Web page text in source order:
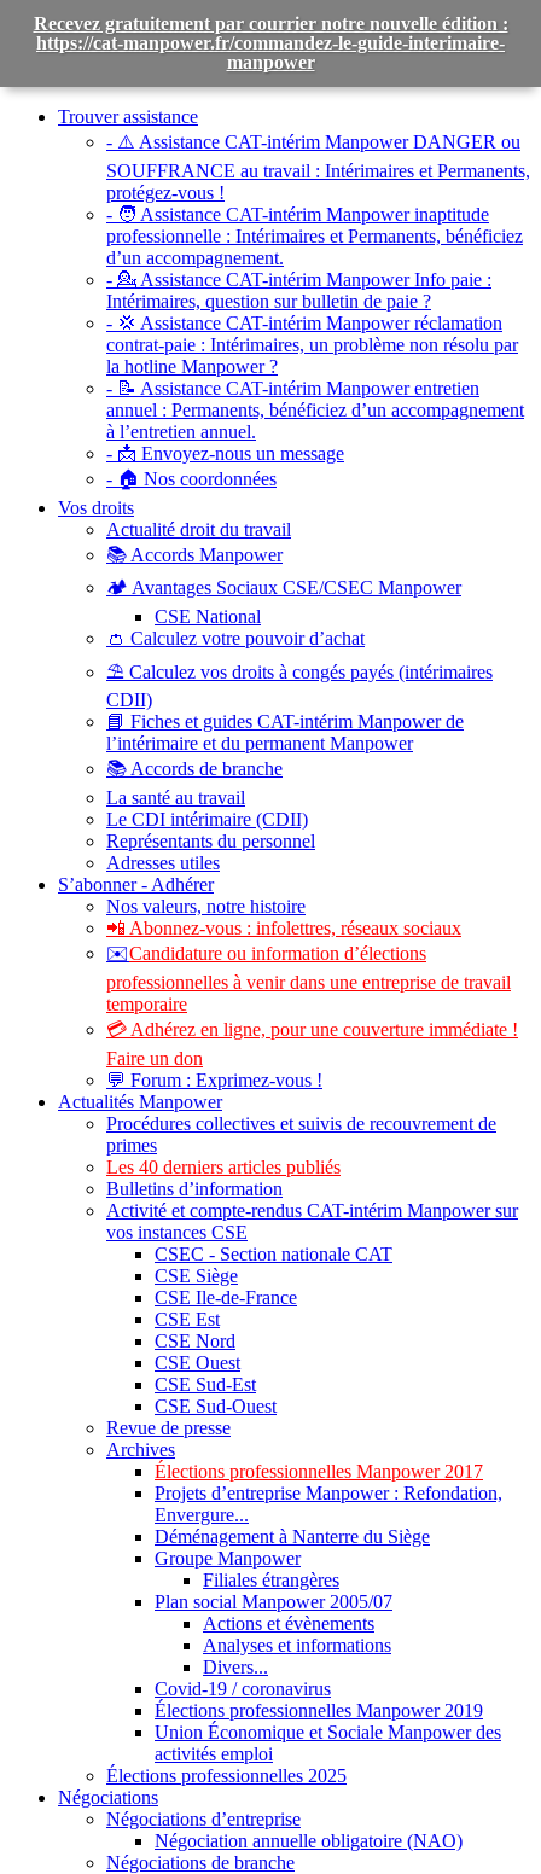
Toggle
navigationTrouver assistance
- ⚠️ Assistance CAT-intérim Manpower DANGER ou
SOUFFRANCE au travail : Intérimaires et Permanents,
protégez-vous !
- 🧑 Assistance CAT-intérim Manpower inaptitude
professionnelle : Intérimaires et Permanents, bénéficiez
d’un accompagnement.
- 💁 Assistance CAT-intérim Manpower Info paie :
Intérimaires, question sur bulletin de paie ?
- 💢 Assistance CAT-intérim Manpower réclamation
contrat-paie : Intérimaires, un problème non résolu par
la hotline Manpower ?
- 📝 Assistance CAT-intérim Manpower entretien
annuel : Permanents, bénéficiez d’un accompagnement
à l’entretien annuel.
- 📩 Envoyez-nous un message
- 🏠 Nos coordonnées
Vos droits
Actualité droit du travail
📚 Accords Manpower
🏕️ Avantages Sociaux CSE/CSEC Manpower
CSE National
👛 Calculez votre pouvoir d’achat
⛱️ Calculez vos droits à congés payés (intérimaires
CDII)
📘 Fiches et guides CAT-intérim Manpower de
l’intérimaire et du permanent Manpower
📚 Accords de branche
La santé au travail
Le CDI intérimaire (CDII)
Représentants du personnel
Adresses utiles
S’abonner - Adhérer
Nos valeurs, notre histoire
📲 Abonnez-vous : infolettres, réseaux sociaux
✉️Candidature ou information d’élections
professionnelles à venir dans une entreprise de travail
temporaire
💳 Adhérez en ligne, pour une couverture immédiate !
Faire un don
💬 Forum : Exprimez-vous !
Actualités Manpower
Procédures collectives et suivis de recouvrement de
primes
Les 40 derniers articles publiés
Bulletins d’information
Activité et compte-rendus CAT-intérim Manpower sur
vos instances CSE
CSEC - Section nationale CAT
CSE Siège
CSE Ile-de-France
CSE Est
CSE Nord
CSE Ouest
CSE Sud-Est
CSE Sud-Ouest
Revue de presse
Archives
Élections professionnelles Manpower 2017
Projets d’entreprise Manpower : Refondation,
Envergure...
Déménagement à Nanterre du Siège
Groupe Manpower
Filiales étrangères
Plan social Manpower 2005/07
Actions et évènements
Analyses et informations
Divers...
Covid-19 / coronavirus
Élections professionnelles Manpower 2019
Union Économique et Sociale Manpower des
activités emploi
Élections professionnelles 2025
Négociations
Négociations d’entreprise
Négociation annuelle obligatoire (NAO)
Négociations de branche
Recevez gratuitement par courrier notre nouvelle édition :
https://cat-manpower.fr/commandez-le-guide-interimaire-
manpower